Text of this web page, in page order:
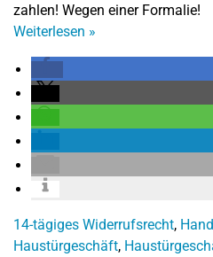
zahlen! Wegen einer Formalie!
Weiterlesen »
14-tägiges Widerrufsrecht,
Haustürgeschäft,